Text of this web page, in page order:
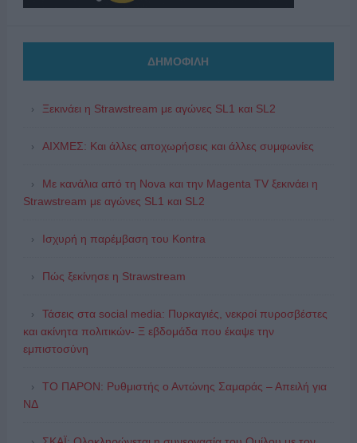
ΔΗΜΟΦΙΛΗ
Ξεκινάει η Strawstream με αγώνες SL1 και SL2
ΑΙΧΜΕΣ: Και άλλες αποχωρήσεις και άλλες συμφωνίες
Με κανάλια από τη Nova και την Magenta TV ξεκινάει η
Strawstream με αγώνες SL1 και SL2
Ισχυρή η παρέμβαση του Kontra
Πώς ξεκίνησε η Strawstream
Τάσεις στα social media: Πυρκαγιές, νεκροί πυροσβέστες
και ακίνητα πολιτικών- Ξ εβδομάδα που έκαψε την
εμπιστοσύνη
ΤΟ ΠΑΡΟΝ: Ρυθμιστής ο Αντώνης Σαμαράς – Απειλή για
ΝΔ